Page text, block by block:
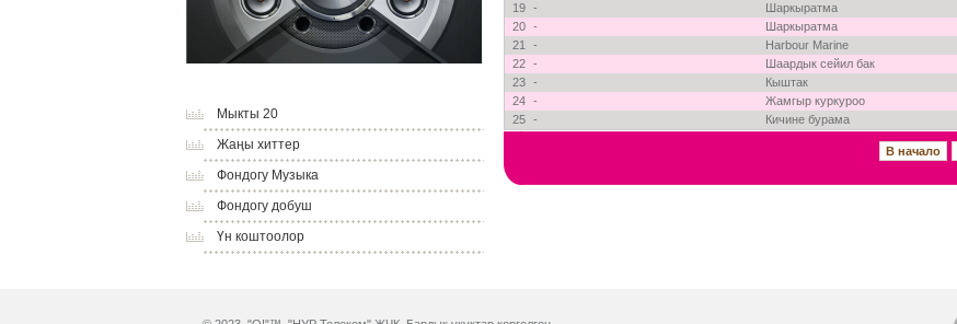
Мыкты 20
Жаңы хиттер
Фондогу Музыка
Фондогу добуш
Үн коштоолор
19 - Шаркыратма
20 - Шаркыратма
21
- Harbour Marine
22 - Шаардык сейил бак
23 - Кыштак
24 - Жамгыр куркуроо
25 - Кичине бурама
В начало